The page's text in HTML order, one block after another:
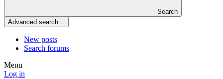
Search
Advanced search…
New posts
Search forums
Menu
Log in